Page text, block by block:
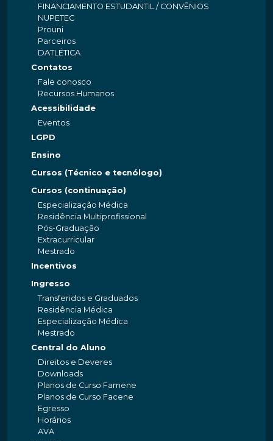
FINANCIAMENTO ESTUDANTIL / CONVÊNIOS
NUPETEC
Prouni
Parceiros
DATLÉTICA
Contatos
Fale conosco
Recursos Humanos
Acessibilidade
Eventos
LGPD
Ensino
Cursos (Técnico e tecnólogo)
Cursos (continuação)
Especialização Médica
Residência Multiprofissional
Pós-Graduação
Extracurricular
Mestrado
Incentivos
Ingresso
Transferidos e Graduados
Residência Médica
Especialização Médica
Mestrado
Central do Aluno
Direitos e Deveres
Downloads
Planos de Curso Famene
Planos de Curso Facene
Egresso
Horários
AVA